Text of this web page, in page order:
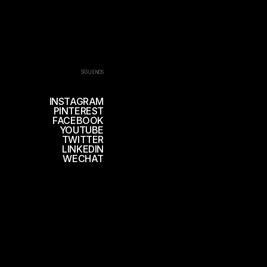
SÍGUENOS
INSTAGRAM
PINTEREST
FACEBOOK
YOUTUBE
TWITTER
LINKEDIN
WECHAT